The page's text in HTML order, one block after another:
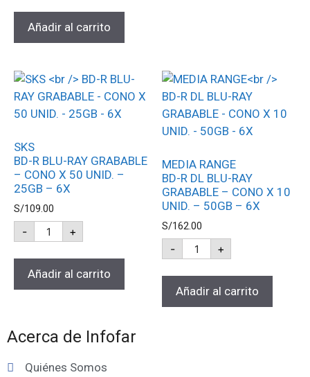
Añadir al carrito
SKS
BD-R BLU-RAY GRABABLE
– CONO X 50 UNID. –
25GB – 6X
S/109.00
- +
Añadir al carrito
MEDIA RANGE
BD-R DL BLU-RAY
GRABABLE – CONO X 10
UNID. – 50GB – 6X
S/162.00
- +
Añadir al carrito
Acerca de Infofar
Quiénes Somos